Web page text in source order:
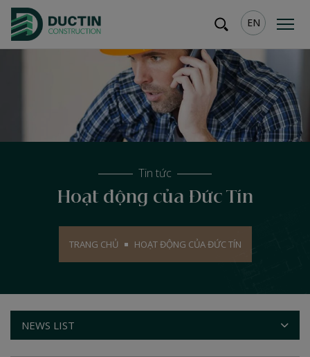
EN
Tin tức
Hoạt động của Đức Tín
TRANG CHỦ HOẠT ĐỘNG CỦA ĐỨC TÍN
NEWS LIST